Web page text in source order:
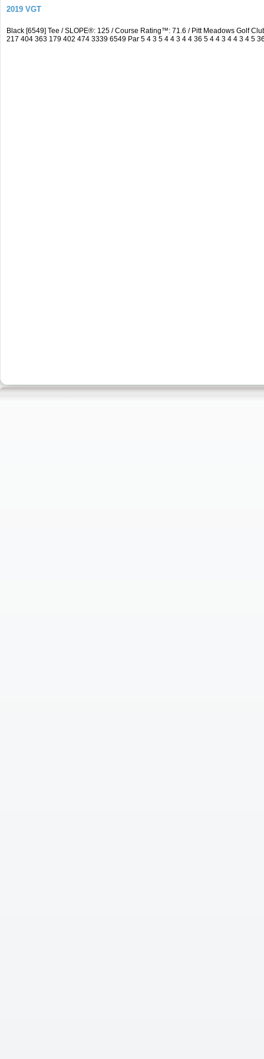
2019 VGT
Black [6549] Tee / SLOPE®: 125 / Course Rating™: 71.6 / Pitt Meadows Golf
217 404 363 179 402 474 3339 6549 Par 5 4 3 5 4 4 3 4 4 36 5 4 4 3 4 4 3 4 5